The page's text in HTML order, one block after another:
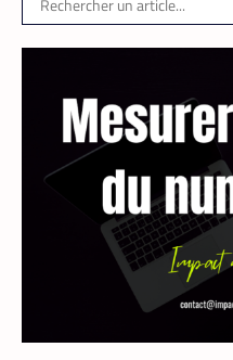
FINTECH ,
Mobile money,
abat deux cartes
s’imposer en Afrique
Armel Djoba
World au